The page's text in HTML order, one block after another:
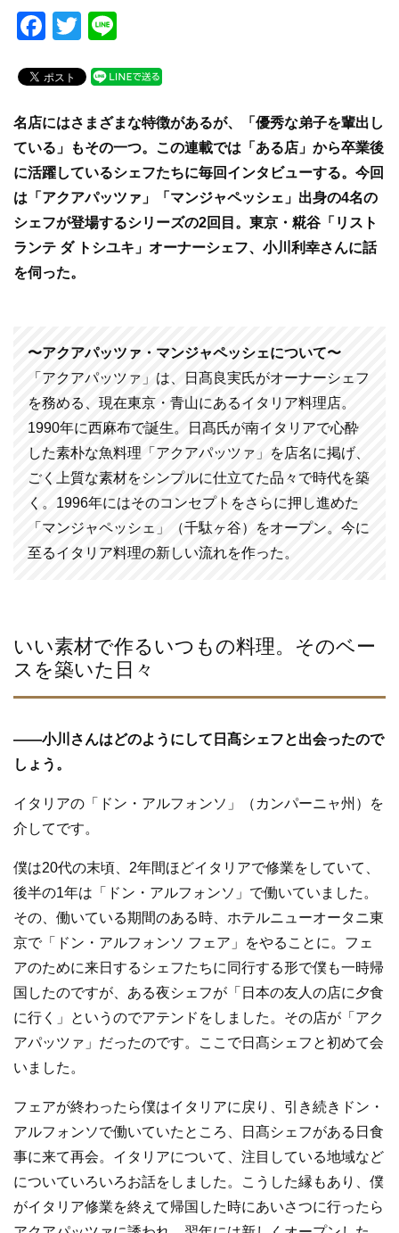
F
c
e
b
o
o
k
T
tt
er
e
名店にはさまざまな特徴があるが、「優秀な弟子を輩出し
ている」もその一つ。この連載では「ある店」から卒業後
に活躍しているシェフたちに毎回インタビューする。今回
は「アクアパッツァ」「マンジャペッシェ」出身の4名の
シェフが登場するシリーズの2回目。東京・糀谷「リスト
ランテ ダ トシユキ」オーナーシェフ、小川利幸さんに話
を伺った。
〜アクアパッツァ・マンジャペッシェについて〜
「アクアパッツァ」は、日髙良実氏がオーナーシェフ
を務める、現在東京・青山にあるイタリア料理店。
1990年に西麻布で誕生。日髙氏が南イタリアで心酔
した素朴な魚料理「アクアパッツァ」を店名に掲げ、
ごく上質な素材をシンプルに仕立てた品々で時代を築
く。1996年にはそのコンセプトをさらに押し進めた
「マンジャペッシェ」（千駄ヶ谷）をオープン。今に
至るイタリア料理の新しい流れを作った。
いい素材で作るいつもの料理。そのベー
スを築いた日々
——小川さんはどのようにして日髙シェフと出会ったので
しょう。
イタリアの「ドン・アルフォンソ」（カンパーニャ州）を
介してです。
僕は20代の末頃、2年間ほどイタリアで修業をしていて、
後半の1年は「ドン・アルフォンソ」で働いていました。
その、働いている期間のある時、ホテルニューオータニ東
京で「ドン・アルフォンソ フェア」をやることに。フェ
アのために来日するシェフたちに同行する形で僕も一時帰
国したのですが、ある夜シェフが「日本の友人の店に夕食
に行く」というのでアテンドをしました。その店が「アク
アパッツァ」だったのです。ここで日髙シェフと初めて会
いました。
フェアが終わったら僕はイタリアに戻り、引き続きドン・
アルフォンソで働いていたところ、日髙シェフがある日食
事に来て再会。イタリアについて、注目している地域など
についていろいろお話をしました。こうした縁もあり、僕
がイタリア修業を終えて帰国した時にあいさつに行ったら